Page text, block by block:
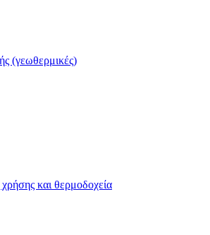
(γεωθερμικές)
και θερμοδοχεία